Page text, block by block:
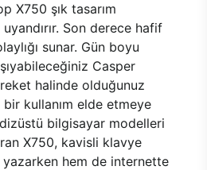
X750 şık tasarım
Son derece hafif
sunar. Gün boyu
Casper
halinde olduğunuz
kullanım elde etmeye
bilgisayar modelleri
X750, kavisli klavye
yazarken hem de internette